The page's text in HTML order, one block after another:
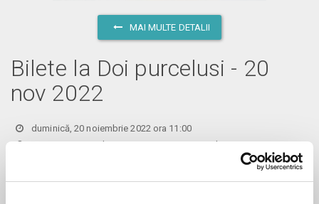
MAI MULTE DETALII
Bilete la Doi purcelusi - 20
nov 2022
duminică, 20 noiembrie 2022 ora 11:00
Timisoara, Teatrul pentru Copii si Tineret Merlin